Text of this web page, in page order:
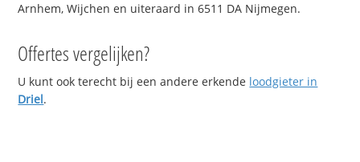
Arnhem, Wijchen en uiteraard in 6511 DA Nijmegen.
Offertes vergelijken?
U kunt ook terecht bij een andere erkende loodgieter in
Driel.